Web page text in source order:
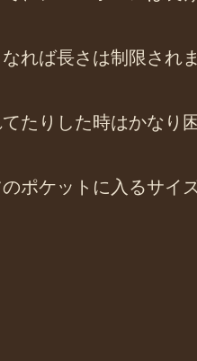
れば長さは制限され
たりした時はかなり
ポケットに入るサイ